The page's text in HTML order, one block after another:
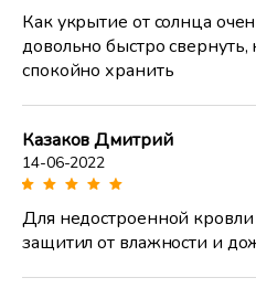
Как укрытие от солнца
довольно быстро
спокойно хранить
Казаков Дмитрий
14-06-2022
Для недостроенной
защитил от влажности и